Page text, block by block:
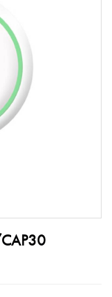
CAP30